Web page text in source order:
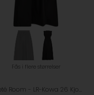
Fås i flere størrelser
Leveté Room - LR-Kowa 26 Kjole - Black